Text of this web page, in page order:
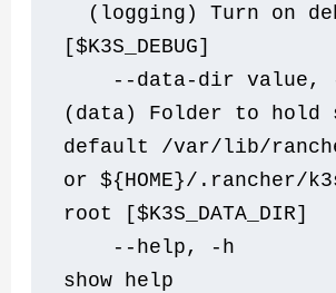
(logging) Turn on
[$K3S_DEBUG]
(data) Folder to hold
default /var/lib/
or ${HOME}/.rancher/
root [$K3S_DATA_DIR]
show help